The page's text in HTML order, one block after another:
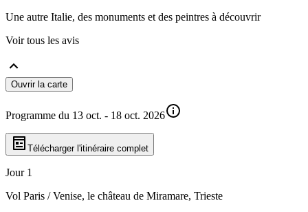
Une autre Italie, des monuments et des peintres à découvrir
Voir tous les avis
Ouvrir la carte
Programme du 13 oct. - 18 oct. 2026
Télécharger l'itinéraire complet
Jour 1
Vol Paris / Venise, le château de Miramare, Trieste